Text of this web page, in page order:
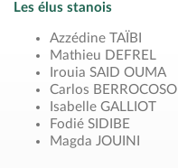
Les élus stanois
Azzédine TAÏBI
Mathieu DEFREL
Irouia SAID OUMA
Carlos BERROCOSO
Isabelle GALLIOT
Fodié SIDIBE
Magda JOUINI